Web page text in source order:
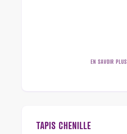
EN SAVOIR PLUS
TAPIS CHENILLE